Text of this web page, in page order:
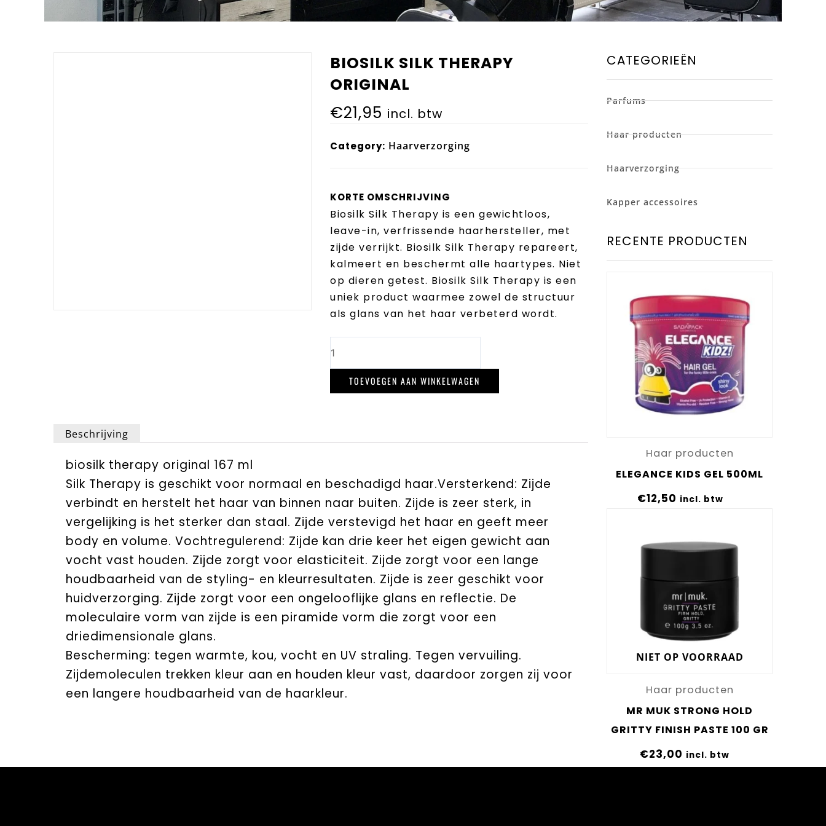
BIOSILK SILK THERAPY
ORIGINAL
€21,95 incl. btw
Category: Haarverzorging
KORTE OMSCHRIJVING
Biosilk Silk Therapy is een gewichtloos,
leave-in, verfrissende haarhersteller, met
zijde verrijkt. Biosilk Silk Therapy repareert,
kalmeert en beschermt alle haartypes. Niet
op dieren getest. Biosilk Silk Therapy is een
uniek product waarmee zowel de structuur
als glans van het haar verbeterd wordt.
therapy
TOEVOEGEN AAN WINKELWAGEN
Beschrijving
biosilk therapy original 167 ml
Silk Therapy is geschikt voor normaal en beschadigd haar.Versterkend: Zijde
verbindt en herstelt het haar van binnen naar buiten. Zijde is zeer sterk, in
vergelijking is het sterker dan staal. Zijde verstevigd het haar en geeft meer
body en volume. Vochtregulerend: Zijde kan drie keer het eigen gewicht aan
vocht vast houden. Zijde zorgt voor elasticiteit. Zijde zorgt voor een lange
houdbaarheid van de styling- en kleurresultaten. Zijde is zeer geschikt voor
huidverzorging. Zijde zorgt voor een ongelooflijke glans en reflectie. De
moleculaire vorm van zijde is een piramide vorm die zorgt voor een
driedimensionale glans.
Bescherming: tegen warmte, kou, vocht en UV straling. Tegen vervuiling.
Zijdemoleculen trekken kleur aan en houden kleur vast, daardoor zorgen zij voor
een langere houdbaarheid van de haarkleur.
CATEGORIEËN
Parfums
Haar producten
Haarverzorging
Kapper accessoires
RECENTE PRODUCTEN
Haar producten
ELEGANCE KIDS GEL 500ML
€12,50 incl. btw
NIET OP VOORRAAD
Haar producten
MR MUK STRONG HOLD
GRITTY FINISH PASTE 100 GR
€23,00 incl. btw